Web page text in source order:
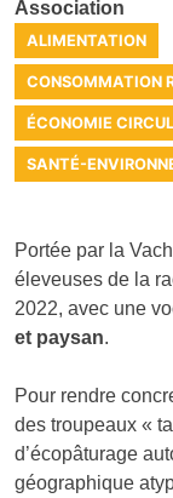
Association
ALIMENTATION
CONSOMMATION
ÉCONOMIE
SANTÉ-
Portée par la
éleveuses de la
2022, avec une
et paysan.
Pour rendre
des troupeaux «
d’écopâturage
géographique